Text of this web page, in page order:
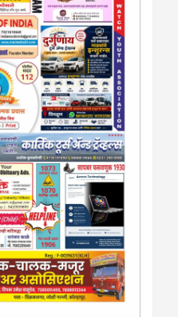
पेपरला जाहिरात द्या.
पतसंस्था यांच्या जाहिरातींना